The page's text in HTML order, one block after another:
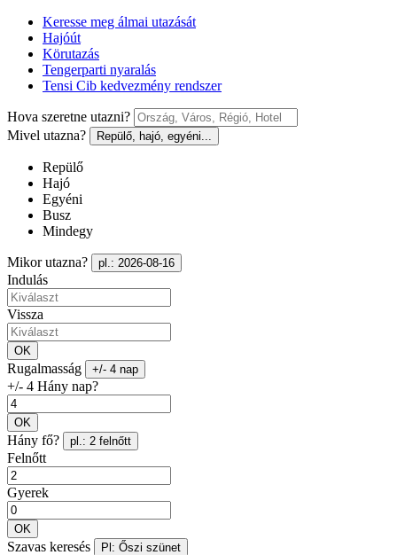
Keresse meg álmai utazását
Hajóút
Körutazás
Tengerparti nyaralás
Tensi Cib kedvezmény rendszer
Hova szeretne utazni?
Mivel utazna?
Repülő, hajó, egyéni...
Repülő
Hajó
Egyéni
Busz
Mindegy
Mikor utazna? pl.: 2026-08-16
Indulás
Vissza
OK
Rugalmasság +/- 4 nap
+/- 4 Hány nap?
OK
Hány fő? pl.: 2 felnőtt
Felnőtt
Gyerek
OK
Szavas keresés Pl: Őszi szünet